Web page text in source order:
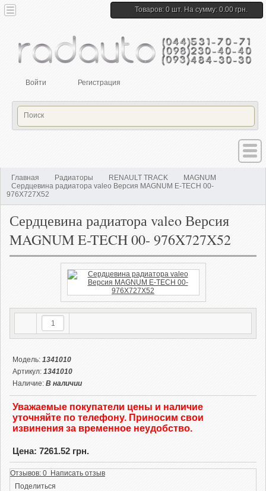
Товаров: 0 шт. На сумму: 0.00 грн.
Войти Регистрация
Главная Радиаторы RENAULT TRACK
MAGNUM
Сердцевина радиатора valeo Версия MAGNUM E-TECH 00-
976X727X52
Сердцевина радиатора valeo Версия
MAGNUM E-TECH 00- 976X727X52
Модель: 1341010
Артикул: 1341010
Наличие: В наличии
Уважаемые покупатели цены и наличие
уточняйте по телефону. Приносим свои
извинения за временное неудобство.
Цена: 7261.52 грн.
Отзывов: 0 Написать отзыв
Поделиться